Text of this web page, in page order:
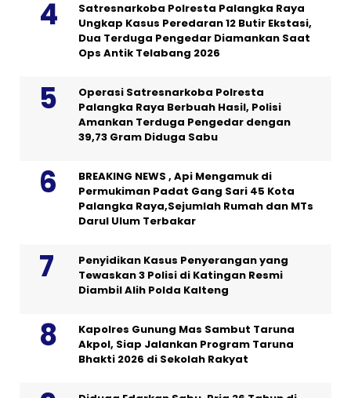
Satresnarkoba Polresta Palangka Raya
Ungkap Kasus Peredaran 12 Butir Ekstasi,
Dua Terduga Pengedar Diamankan Saat
Ops Antik Telabang 2026
Operasi Satresnarkoba Polresta
Palangka Raya Berbuah Hasil, Polisi
Amankan Terduga Pengedar dengan
39,73 Gram Diduga Sabu
BREAKING NEWS , Api Mengamuk di
Permukiman Padat Gang Sari 45 Kota
Palangka Raya,Sejumlah Rumah dan MTs
Darul Ulum Terbakar
Penyidikan Kasus Penyerangan yang
Tewaskan 3 Polisi di Katingan Resmi
Diambil Alih Polda Kalteng
Kapolres Gunung Mas Sambut Taruna
Akpol, Siap Jalankan Program Taruna
Bhakti 2026 di Sekolah Rakyat